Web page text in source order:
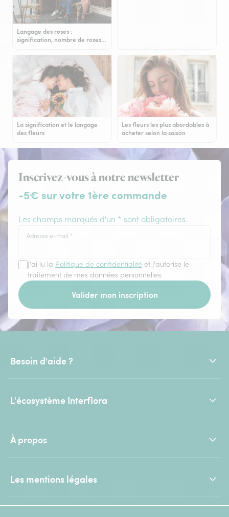
Langage des roses :
signification, nombre de roses…
La signification et le langage
des fleurs
Les fleurs les plus abordables à
acheter selon la saison
Inscrivez-vous à notre newsletter
-5€ sur votre 1ère commande
Les champs marqués d'un * sont obligatoires.
Adresse e-mail *
J'ai lu la Politique de confidentialité et j'autorise le
traitement de mes données personnelles.
Valider mon inscription
Besoin d'aide ?
L'écosystème Interflora
À propos
Les mentions légales